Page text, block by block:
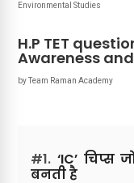
Environmental Studies
H.P TET
Awareness
byTeam Raman Academy
#1. ‘IC’ चिप्स
बनती है